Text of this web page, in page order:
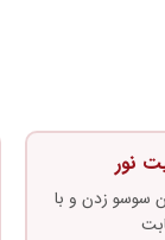
نور
سوسو زدن و با